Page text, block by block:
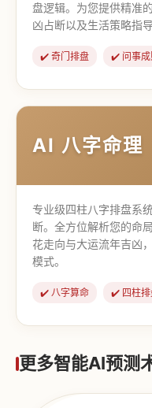
盘逻辑。为您提供精准
凶占断以及生活策略指
✔️ 奇门排盘 ✔️ 问事成
【道家奇门】
AI 八字命理
专业级四柱八字排盘系
断。全方位解析您的命
花走向与大运流年吉凶
模式。
✔️ 八字算命 ✔️ 四柱排
更多智能AI预测